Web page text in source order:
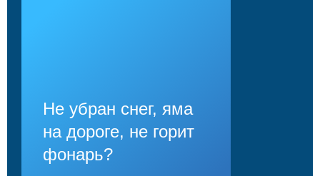
Не убран снег, яма
на дороге, не горит
фонарь?